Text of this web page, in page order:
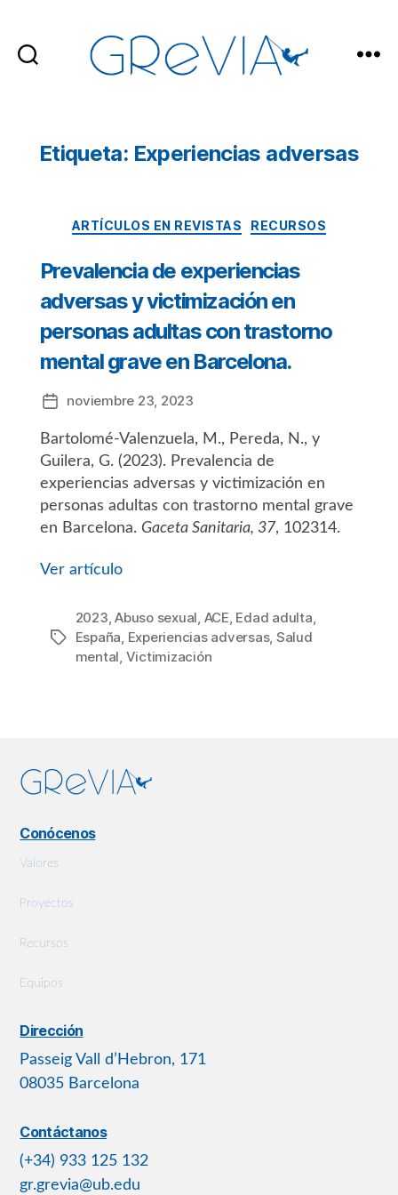
Etiqueta: Experiencias adversas
Categorías
ARTÍCULOS EN REVISTAS RECURSOS
Prevalencia de experiencias
adversas y victimización en
personas adultas con trastorno
mental grave en Barcelona.
Fecha
la
entrada
noviembre 23, 2023
Bartolomé-Valenzuela, M., Pereda, N., y
Guilera, G. (2023). Prevalencia de
experiencias adversas y victimización en
personas adultas con trastorno mental grave
en Barcelona. Gaceta Sanitaria, 37, 102314.
Ver artículo
Etiquetas
2023,Abuso sexual, ACE, Edad adulta,
España, Experiencias adversas, Salud
mental, Victimización
Conócenos
Valores
Proyectos
Recursos
Equipos
Dirección
Passeig Vall d’Hebron, 171
08035 Barcelona
Contáctanos
(+34) 933 125 132
gr.grevia@ub.edu